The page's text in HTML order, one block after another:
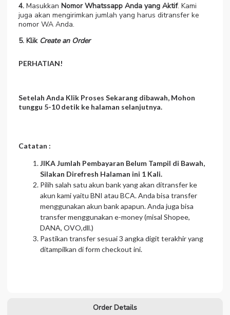
4. Masukkan Nomor Whatssapp Anda yang Aktif. Kami
juga akan mengirimkan jumlah yang harus ditransfer ke
nomor WA Anda.
5. Klik Create an Order
PERHATIAN!
Setelah Anda Klik Proses Sekarang dibawah, Mohon
tunggu 5-10 detik ke halaman selanjutnya.
Catatan :
JIKA Jumlah Pembayaran Belum Tampil di Bawah,
Silakan Direfresh Halaman ini 1 Kali.
Pilih salah satu akun bank yang akan ditransfer ke
akun kami yaitu BNI atau BCA. Anda bisa transfer
menggunakan akun bank apapun. Anda juga bisa
transfer menggunakan e-money (misal Shopee,
DANA, OVO,dll.)
Pastikan transfer sesuai 3 angka digit terakhir yang
ditampilkan di form checkout ini.
Order Details